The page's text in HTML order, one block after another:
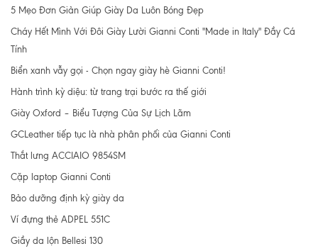
5 Mẹo Đơn Giản Giúp Giày Da Luôn Bóng Đẹp
Cháy Hết Mình Với Đôi Giày Lười Gianni Conti "Made in Italy" Đầy Cá
Tính
Biển xanh vẫy gọi - Chọn ngay giày hè Gianni Conti!
Hành trình kỳ diệu: từ trang trại bước ra thế giới
Giày Oxford – Biểu Tượng Của Sự Lịch Lãm
GCLeather tiếp tục là nhà phân phối của Gianni Conti
Thắt lưng ACCIAIO 9854SM
Cặp laptop Gianni Conti
Bảo dưỡng định kỳ giày da
Ví đựng thẻ ADPEL 551C
Giầy da lộn Bellesi 130